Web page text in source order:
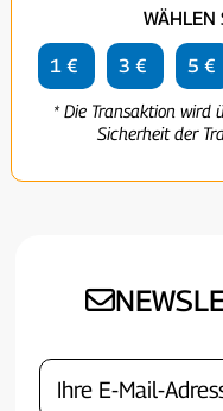
WÄHLEN
1 € 3 € 5 €
* Die Transaktion wird
Sicherheit der